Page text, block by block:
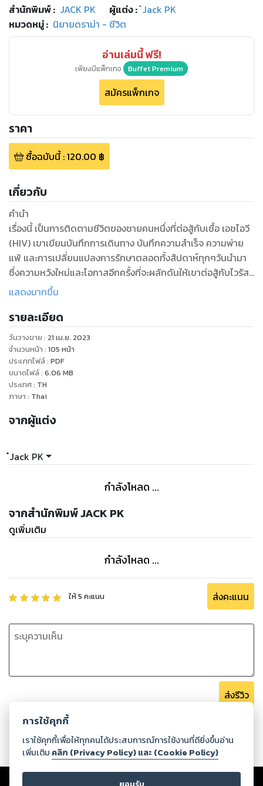
สำนักพิมพ์: JACK PK ผู้แต่ง : ๋Jack PK
หมวดหมู่: นิยายดราม่า - ชีวิต
อ่านเล่มนี้ ฟรี!
เพียงมีแพ็กเกจ Buffet Premium
สมัครแพ็กเกจ
ราคา
ซื้อฉบับนี้:120.00 ฿
เกี่ยวกับ
คำนำ
เรื่องนี้ เป็นการติดตามชีวิตของชายคนหนึ่งที่ต่อสู้กับเชื้อ เอชไอวี
(HIV) เขาเขียนบันทึกการเดินทาง บันทึกความสำเร็จ ความพ่าย
แพ้ และการเปลี่ยนแปลงการรักษาตลอดทั้งสัปดาห์ทุกๆวันนำมา
ซึ่งความหวังใหม่และโอกาสอีกครั้งที่จะผลักดันให้เขาต่อสู้กับไวรัส
สิ่งที่เขาต้องรู้คือสิ่งที่เขาต้องเรียนรู้และสิ่งที่เขาต้องทำหากเราต้อง
กับไดอารี่ของเขา บางครั้งคุณก็อ่านบันทึกสำหรับไดอารี่เพื่อ
ทำความเข้าใจเรื่องราวของกันและกัน
เกี่ยวกับการทดลองและการรักษาที่ติดเชื้อ HIV ในร่างกายของคุณ
เขาจำเป็นต้องวิจัยการรักษาและปรึกษาแพทย์หรือผู้เชี่ยวชาญ
ด้านสุขภาพอื่นๆ มีหลายวิธีในการจัดการกับเชื้อเอชไอวี ตั้งแต่การ
เปลี่ยนแปลงวิถีชีวิตไปจนถึงการใช้ยา และสิ่งสำคัญคือต้องหารือ
นอกจากนี้ เขาควรตระหนักถึงสัญญาณและอาการแสดงของการ
เทคโนโลยีของมนุษย์และการรักษาตัวควบคุมไวรัส เขาใช้เวลา
มากกว่า 4 เดือนเพื่อให้ได้ผลลัพธ์ที่ดีและมีชีวิตที่ดี แต่มันไม่ง่าย
เลยที่จะได้รับปัจจุบันมากขึ้นและมีกิจกรรมในชีวิตที่ดี เขาได้ลอง
ทำการรักษาและการบำบัดต่างๆ มากมาย รวมทั้งยา การ
เปลี่ยนแปลงวิถีชีวิต และการรับประทานอาหาร เขาหวังว่าด้วยการ
วิจัยและความเข้าใจเพิ่มเติมเขาจะสามารถเอาชนะไวรัส และฟื้น
สุขภาพและพลังงานของร่างกายได้ โปรดสละเวลาอ่านและตรวจ
แสดงมากขึ้น
รายละเอียด
วันวางขาย : 21 เม.ย. 2023
จำนวนหน้า : 105 หน้า
ประเภทไฟล์: PDF
ขนาดไฟล์: 6.06 MB
ประเทศ: TH
ภาษา : Thai
จากผู้แต่ง
๋Jack PK
กำลังโหลด ...
จากสำนักพิมพ์ JACK PK
ดูเพิ่มเติม
กำลังโหลด ...
ให้5 คะแนน ส่งคะแนน
ส่งรีวิว
Copyright ©2026Storylog Co., Ltd. - สตอรี่ล็อกขอสงวนสิทธิ์ไม่รับผิดชอบ
การใช้คุกกี้
เราใช้คุกกี้เพื่อให้ทุกคนได้ประสบการณ์การใช้งานที่ดียิ่งขึ้นอ่าน
เพิ่มเติม คลิก (Privacy Policy) และ (Cookie Policy)